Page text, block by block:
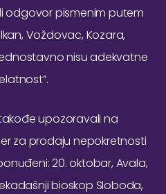
odgovor pismenim putem
Voždovac, Kozara,
nisu adekvatne
upozoravali na
za prodaju nepokretnosti
20. oktobar, Avala,
bioskop Sloboda,